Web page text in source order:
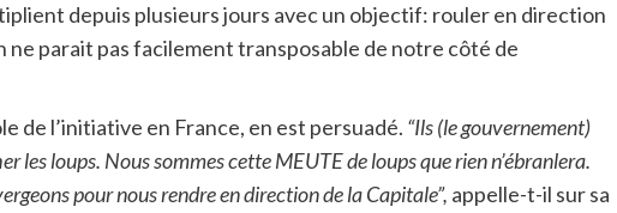
depuis plusieurs jours avec un objectif: rouler en direction
ne parait pas facilement transposable de notre côté de
de l’initiative en France, en est persuadé. “Ils (le gouvernement)
les loups. Nous sommes cette MEUTE de loups que rien n’ébranlera.
pour nous rendre en direction de la Capitale”, appelle-t-il sur sa